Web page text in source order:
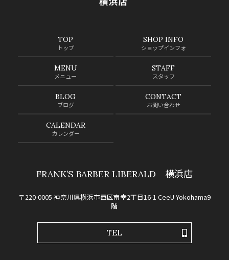
TOP
トップ
SHOP INFO
ショップインフォ
MENU
メニュー
STAFF
スタッフ
BLOG
ブログ
CONTACT
お問い合わせ
CALENDAR
カレンダー
FRANK’S BARBER LIBERALD 横浜店
〒220-0005 神奈川県横浜市西区南幸2丁目16-1 CeeU Yokohama9
階
TEL